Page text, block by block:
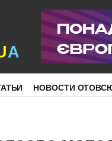
A
НОВОСТИ